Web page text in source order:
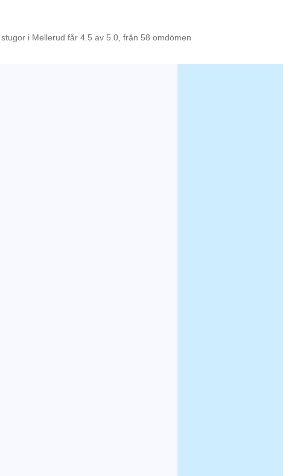
i Mellerud får 4.5 av 5.0, från 58 omdömen